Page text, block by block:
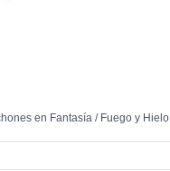
en Fantasía/ Fuego y Hielo